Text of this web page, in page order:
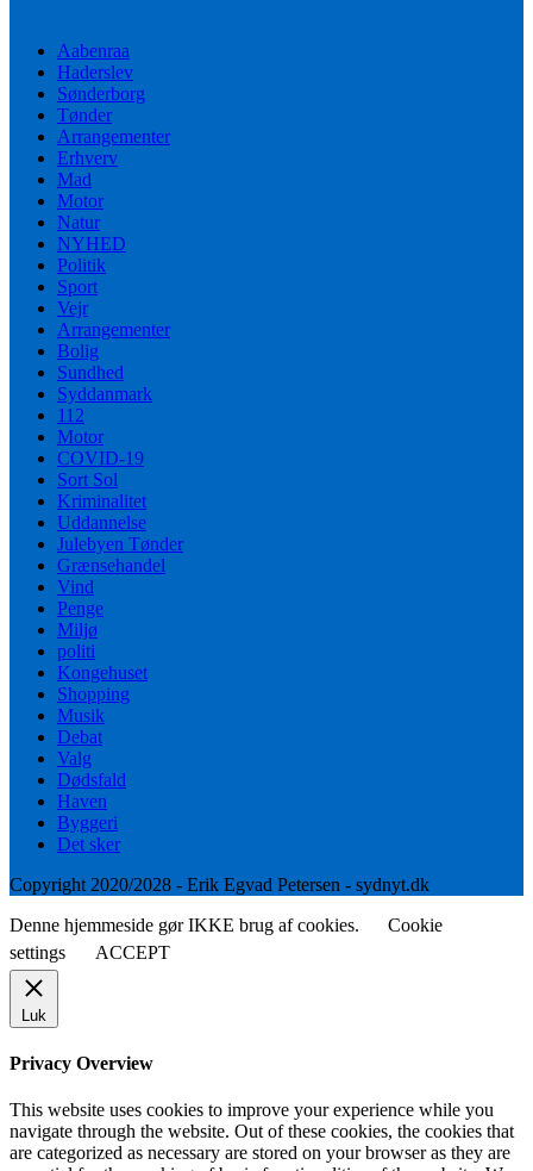
Aabenraa
Haderslev
Sønderborg
Tønder
Arrangementer
Erhverv
Mad
Motor
Natur
NYHED
Politik
Sport
Vejr
Arrangementer
Bolig
Sundhed
Syddanmark
112
Motor
COVID-19
Sort Sol
Kriminalitet
Uddannelse
Julebyen Tønder
Grænsehandel
Vind
Penge
Miljø
politi
Kongehuset
Shopping
Musik
Debat
Valg
Dødsfald
Haven
Byggeri
Det sker
Copyright 2020/2028 - Erik Egvad Petersen - sydnyt.dk
Denne hjemmeside gør IKKE brug af cookies.
Cookie
settings
ACCEPT
Luk
Privacy Overview
This website uses cookies to improve your experience while you
navigate through the website. Out of these cookies, the cookies that
are categorized as necessary are stored on your browser as they are